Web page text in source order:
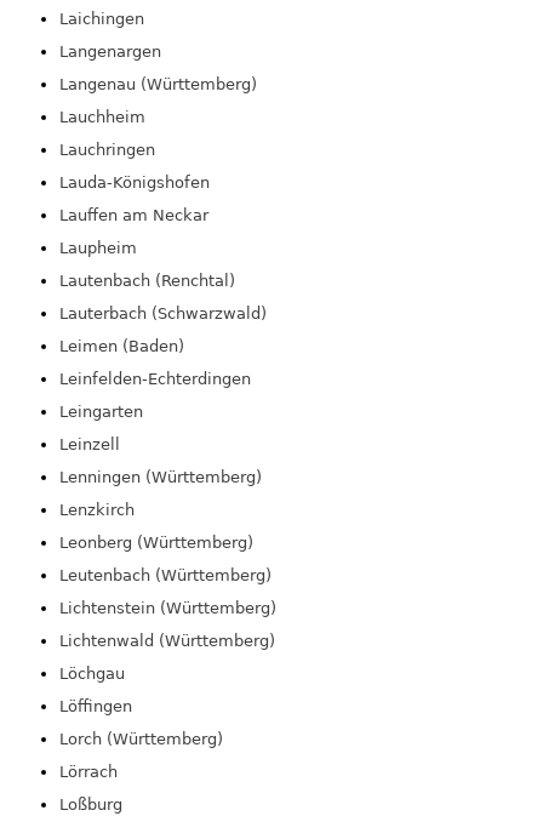
Laichingen
Langenargen
Langenau (Württemberg)
Lauchheim
Lauchringen
Lauda-Königshofen
Lauffen am Neckar
Laupheim
Lautenbach (Renchtal)
Lauterbach (Schwarzwald)
Leimen (Baden)
Leinfelden-Echterdingen
Leingarten
Leinzell
Lenningen (Württemberg)
Lenzkirch
Leonberg (Württemberg)
Leutenbach (Württemberg)
Lichtenstein (Württemberg)
Lichtenwald (Württemberg)
Löchgau
Löffingen
Lorch (Württemberg)
Lörrach
Loßburg